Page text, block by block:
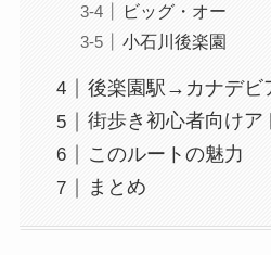
ビッグ・オー
小石川後楽園
後楽園駅→カナデビ
街歩き初心者向けア
このルートの魅力
まとめ